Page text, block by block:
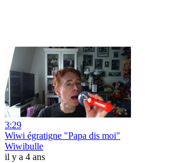
3:29
Wiwi égratigne "Papa dis moi"
Wiwibulle
il y a 4 ans